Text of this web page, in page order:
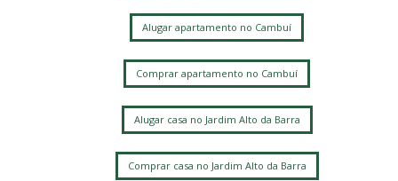
Alugar apartamento no Cambuí
Comprar apartamento no Cambuí
Alugar casa no Jardim Alto da Barra
Comprar casa no Jardim Alto da Barra